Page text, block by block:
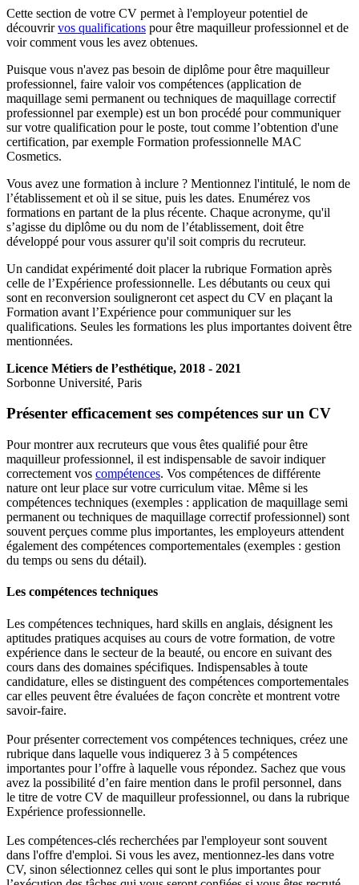
Cette section de votre CV permet à l'employeur potentiel de
découvrirvos qualifications pour être maquilleur professionnel et de
voir comment vous les avez obtenues.
Puisque vous n'avez pas besoin de diplôme pour être maquilleur
professionnel, faire valoir vos compétences (application de
maquillage semi permanent ou techniques de maquillage correctif
professionnel par exemple) est un bon procédé pour communiquer
sur votre qualification pour le poste, tout comme l’obtention d'une
certification, par exemple Formation professionnelle MAC
Cosmetics.
Vous avez une formation à inclure ? Mentionnez l'intitulé, le nom de
l’établissement et où il se situe, puis les dates. Enumérez vos
formations en partant de la plus récente. Chaque acronyme, qu'il
s’agisse du diplôme ou du nom de l’établissement, doit être
développé pour vous assurer qu'il soit compris du recruteur.
Un candidat expérimenté doit placer la rubrique Formation après
celle de l’Expérience professionnelle. Les débutants ou ceux qui
sont en reconversion souligneront cet aspect du CV en plaçant la
Formation avant l’Expérience pour communiquer sur les
qualifications. Seules les formations les plus importantes doivent être
mentionnées.
Licence Métiers de l’esthétique, 2018 - 2021
Sorbonne Université, Paris
Présenter efficacement ses compétences sur un CV
Pour montrer aux recruteurs que vous êtes qualifié pour être
maquilleur professionnel, il est indispensable de savoir indiquer
correctement vos compétences. Vos compétences de différente
nature ont leur place sur votre curriculum vitae. Même si les
compétences techniques (exemples : application de maquillage semi
permanent ou techniques de maquillage correctif professionnel) sont
souvent perçues comme plus importantes, les employeurs attendent
également des compétences comportementales (exemples : gestion
du temps ou sens du détail).
Les compétences techniques
Les compétences techniques, hard skills en anglais, désignent les
aptitudes pratiques acquises au cours de votre formation, de votre
expérience dans le secteur de la beauté, ou encore en suivant des
cours dans des domaines spécifiques. Indispensables à toute
candidature, elles se distinguent des compétences comportementales
car elles peuvent être évaluées de façon concrète et montrent votre
savoir-faire.
Pour présenter correctement vos compétences techniques, créez une
rubrique dans laquelle vous indiquerez 3 à 5 compétences
importantes pour l’offre à laquelle vous répondez. Sachez que vous
avez la possibilité d’en faire mention dans le profil personnel, dans
le titre de votre CV de maquilleur professionnel, ou dans la rubrique
Expérience professionnelle.
Les compétences-clés recherchées par l'employeur sont souvent
dans l'offre d'emploi. Si vous les avez, mentionnez-les dans votre
CV, sinon sélectionnez celles qui sont le plus importantes pour